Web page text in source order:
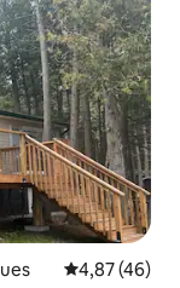
4,87 de uma
4,87 (46)